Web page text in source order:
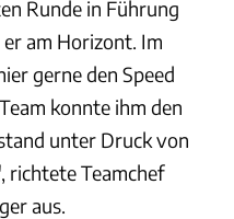
Runde in Führung
am Horizont. Im
gerne den Speed
konnte ihm den
unter Druck von
richtete Teamchef
aus.